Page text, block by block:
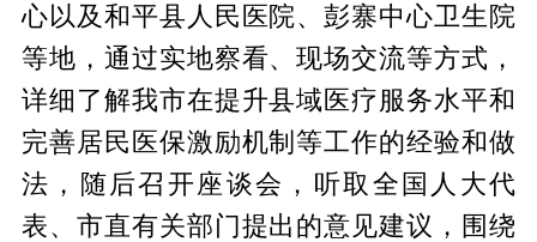
心以及和平县人民医院、彭寨中心卫生院
等地，通过实地察看、现场交流等方式，
详细了解我市在提升县域医疗服务水平和
完善居民医保激励机制等工作的经验和做
法，随后召开座谈会，听取全国人大代
表、市直有关部门提出的意见建议，围绕